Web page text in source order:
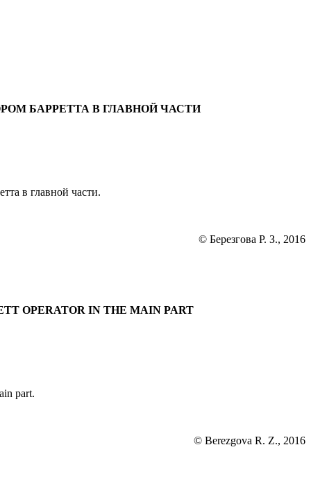
БАРРЕТТА В ГЛАВНОЙ ЧАСТИ
в главной части.
© Березгова Р. З., 2016
OPERATOR IN THE MAIN PART
part.
© Berezgova R. Z., 2016